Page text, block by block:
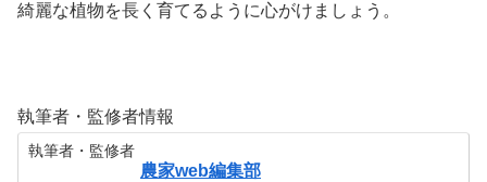
綺麗な植物を長く育てるように心がけましょう。
執筆者・監修者情報
執筆者・監修者
農家web編集部